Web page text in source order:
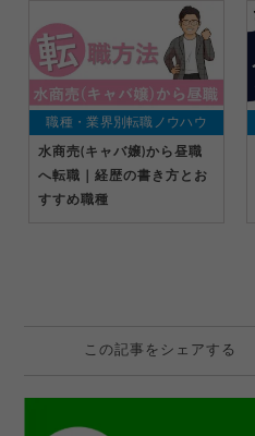
職種・業界別転職ノウハウ
水商売(キャバ嬢)から昼職
へ転職｜経歴の書き方とお
すすめ職種
この記事をシェアする